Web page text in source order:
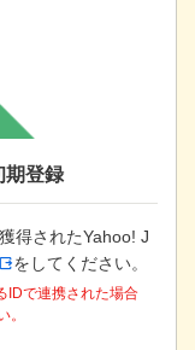
期登録
得されたYahoo! J
き
ま
す
をしてください。
IDで連携された場合
。